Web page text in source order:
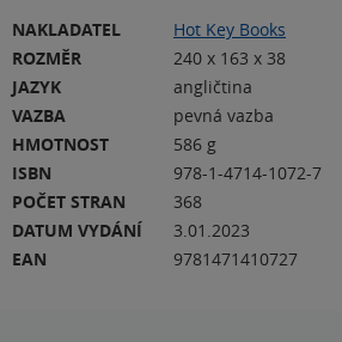
NAKLADATEL
Hot Key Books
ROZMĚR
240 x 163 x 38
JAZYK
angličtina
VAZBA
pevná vazba
HMOTNOST
586 g
ISBN
978-1-4714-1072-7
POČET STRAN
368
DATUM VYDÁNÍ
3.01.2023
EAN
9781471410727